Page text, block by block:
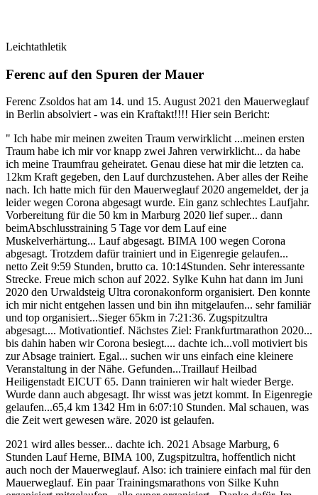
Leichtathletik
Ferenc auf den Spuren der Mauer
Ferenc Zsoldos hat am 14. und 15. August 2021 den Mauerweglauf
in Berlin absolviert - was ein Kraftakt!!!! Hier sein Bericht:
" Ich habe mir meinen zweiten Traum verwirklicht ...meinen ersten
Traum habe ich mir vor knapp zwei Jahren verwirklicht... da habe
ich meine Traumfrau geheiratet. Genau diese hat mir die letzten ca.
12km Kraft gegeben, den Lauf durchzustehen. Aber alles der Reihe
nach. Ich hatte mich für den Mauerweglauf 2020 angemeldet, der ja
leider wegen Corona abgesagt wurde. Ein ganz schlechtes Laufjahr.
Vorbereitung für die 50 km in Marburg 2020 lief super... dann
beimAbschlusstraining 5 Tage vor dem Lauf eine
Muskelverhärtung... Lauf abgesagt. BIMA 100 wegen Corona
abgesagt. Trotzdem dafür trainiert und in Eigenregie gelaufen...
netto Zeit 9:59 Stunden, brutto ca. 10:14Stunden. Sehr interessante
Strecke. Freue mich schon auf 2022. Sylke Kuhn hat dann im Juni
2020 den Urwaldsteig Ultra coronakonform organisiert. Den konnte
ich mir nicht entgehen lassen und bin ihn mitgelaufen... sehr familiär
und top organisiert...Sieger 65km in 7:21:36. Zugspitzultra
abgesagt.... Motivationtief. Nächstes Ziel: Frankfurtmarathon 2020...
bis dahin haben wir Corona besiegt.... dachte ich...voll motiviert bis
zur Absage trainiert. Egal... suchen wir uns einfach eine kleinere
Veranstaltung in der Nähe. Gefunden...Traillauf Heilbad
Heiligenstadt EICUT 65. Dann trainieren wir halt wieder Berge.
Wurde dann auch abgesagt. Ihr wisst was jetzt kommt. In Eigenregie
gelaufen...65,4 km 1342 Hm in 6:07:10 Stunden. Mal schauen, was
die Zeit wert gewesen wäre. 2020 ist gelaufen.
2021 wird alles besser... dachte ich. 2021 Absage Marburg, 6
Stunden Lauf Herne, BIMA 100, Zugspitzultra, hoffentlich nicht
auch noch der Mauerweglauf. Also: ich trainiere einfach mal für den
Mauerweglauf. Ein paar Trainingsmarathons von Silke Kuhn